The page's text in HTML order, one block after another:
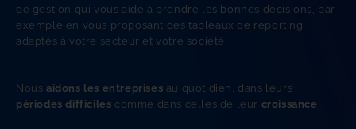
de gestion qui vous aide à prendre les bonnes décisions, par
exemple en vous proposant des tableaux de reporting
adaptés à votre secteur et votre société.
Nous aidons les entreprises
périodes difficiles comme dans celles de leur croissance.